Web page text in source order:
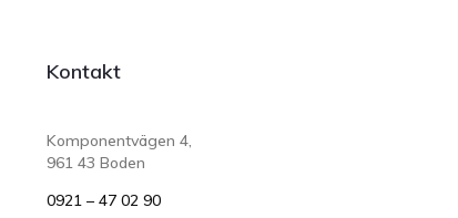
Kontakt
Komponentvägen 4,
961 43 Boden
0921 – 47 02 90